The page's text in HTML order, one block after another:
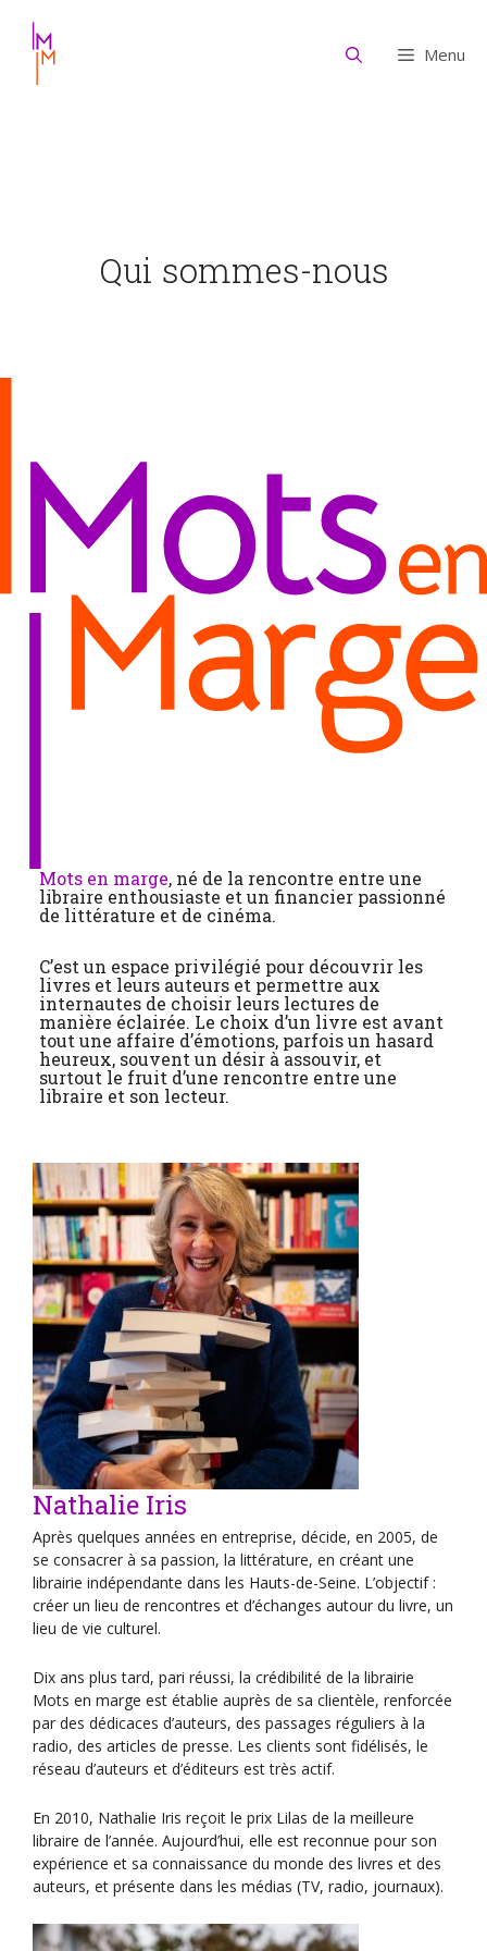
contenu
Menu
Qui sommes-nous
Mots en marge, né de la rencontre entre une
libraire enthousiaste et un financier passionné
de littérature et de cinéma.
C’est un espace privilégié pour découvrir les
livres et leurs auteurs et permettre aux
internautes de choisir leurs lectures de
manière éclairée. Le choix d’un livre est avant
tout une affaire d’émotions, parfois un hasard
heureux, souvent un désir à assouvir, et
surtout le fruit d’une rencontre entre une
libraire et son lecteur.
Nathalie Iris
Après quelques années en entreprise, décide, en 2005, de
se consacrer à sa passion, la littérature, en créant une
librairie indépendante dans les Hauts-de-Seine. L’objectif :
créer un lieu de rencontres et d’échanges autour du livre, un
lieu de vie culturel.
Dix ans plus tard, pari réussi, la crédibilité de la librairie
Mots en marge est établie auprès de sa clientèle, renforcée
par des dédicaces d’auteurs, des passages réguliers à la
radio, des articles de presse. Les clients sont fidélisés, le
réseau d’auteurs et d’éditeurs est très actif.
En 2010, Nathalie Iris reçoit le prix Lilas de la meilleure
libraire de l’année. Aujourd’hui, elle est reconnue pour son
expérience et sa connaissance du monde des livres et des
auteurs, et présente dans les médias (TV, radio, journaux).